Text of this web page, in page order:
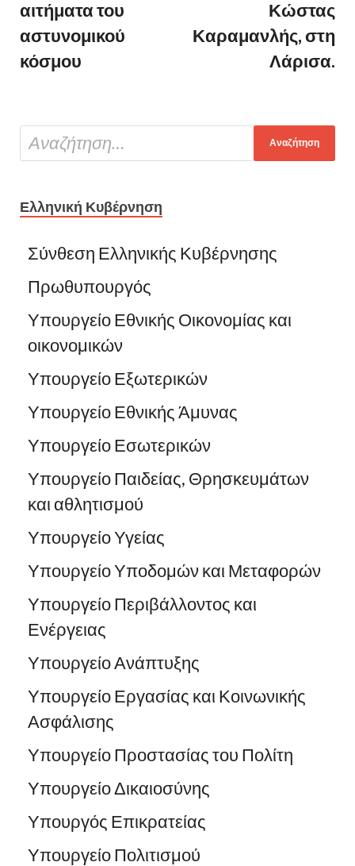
αιτήματα του
αστυνομικού
κόσμου
Κώστας
Καραμανλής, στη
Λάρισα.
Ελληνική Κυβέρνηση
Σύνθεση Ελληνικής Κυβέρνησης
Πρωθυπουργός
Υπουργείο Εθνικής Οικονομίας και
οικονομικών
Υπουργείο Εξωτερικών
Υπουργείο Εθνικής Άμυνας
Υπουργείο Εσωτερικών
Υπουργείο Παιδείας, Θρησκευμάτων
και αθλητισμού
Υπουργείο Υγείας
Υπουργείο Υποδομών και Μεταφορών
Υπουργείο Περιβάλλοντος και
Ενέργειας
Υπουργείο Ανάπτυξης
Υπουργείο Εργασίας και Κοινωνικής
Ασφάλισης
Υπουργείο Προστασίας του Πολίτη
Υπουργείο Δικαιοσύνης
Υπουργός Επικρατείας
Υπουργείο Πολιτισμού